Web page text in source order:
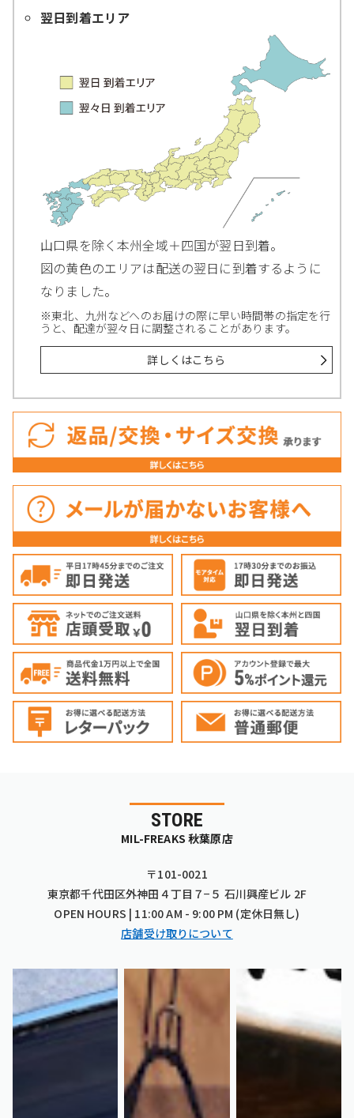
翌日到着エリア
山口県を除く本州全域＋四国が翌日到着。
図の黄色のエリアは配送の翌日に到着するように
なりました。
※東北、九州などへのお届けの際に早い時間帯の指定を行
うと、配達が翌々日に調整されることがあります。
詳しくはこちら
STORE
MIL-FREAKS 秋葉原店
〒101-0021
東京都千代田区外神田４丁目７−５ 石川興産ビル 2F
OPEN HOURS | 11:00 AM - 9:00 PM (定休日無し)
店舗受け取りについて